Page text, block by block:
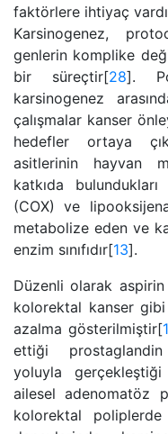
faktörlere ihtiyaç
Karsinogenez,
genlerin komplike
bir süreçtir[28].
karsinogenez
çalışmalar kanser
hedefler ortaya
asitlerinin hayvan
katkıda bulundukları
(COX) ve
metabolize eden ve
enzim sınıfıdır[13].
Düzenli olarak
kolorektal kanser gibi
azalma gösterilmiştir[
ettiği prostaglandin
yoluyla gerçekleştiği
ailesel adenomatöz
kolorektal